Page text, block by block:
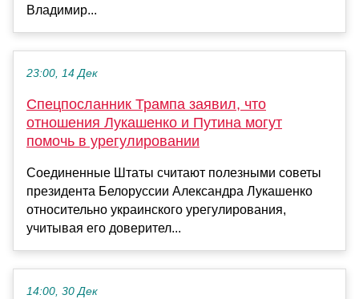
Владимир...
23:00, 14 Дек
Спецпосланник Трампа заявил, что
отношения Лукашенко и Путина могут
помочь в урегулировании
Соединенные Штаты считают полезными советы
президента Белоруссии Александра Лукашенко
относительно украинского урегулирования,
учитывая его доверител...
14:00, 30 Дек